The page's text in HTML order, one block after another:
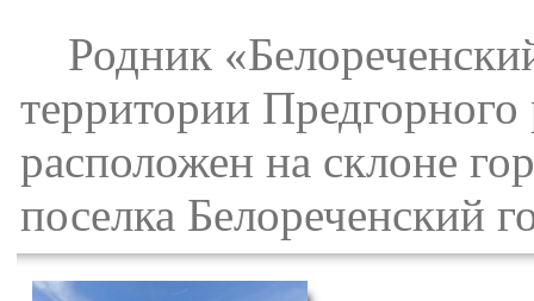
Родник
территории
расположен на склоне
поселка Белореченский